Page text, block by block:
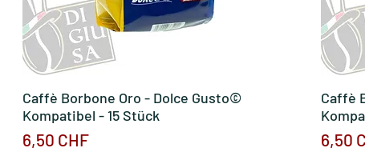
Vista rapida
Caffè Borbone Oro - Dolce Gusto©
Kompatibel - 15 Stück
Prezzo
6,50 CHF
Caffè
6,50